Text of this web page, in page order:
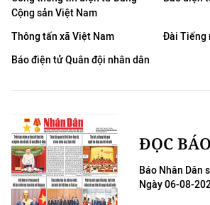
BẠN ĐỌC
KIỂM CHỨNG THÔNG TIN
TRI THỨC CHUYÊN SÂU
54 DÂN TỘC VIỆT NAM
CHƯƠNG TRÌNH OCOP - MỖI XÃ
Cộng sản Việt Nam
Thông tấn xã Việt Nam
Đài Tiếng
Báo điện tử Quân đội nhân dân
ĐỌC
Báo Nhân Dân
Ngày 06-08-